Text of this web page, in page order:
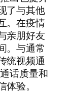
了与其他
。在疫情
亲朋好友
。与通常
统视频通
话质量和
验。